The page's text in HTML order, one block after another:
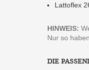
Lattoflex
HINWEIS:
Nur so
DIE